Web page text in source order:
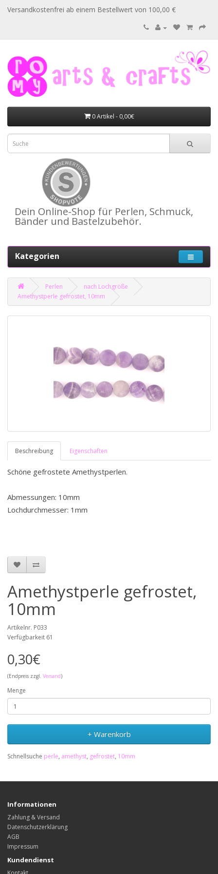
Versandkostenfrei ab einem Bestellwert von 100,00 €
0 Artikel - 0,00€
Dein Online-Shop für Perlen, Schmuck,
Bänder und Bastelzubehör.
Kategorien
Perlen
nach Lochgröße
Amethystperle gefrostet, 10mm
Beschreibung Eigenschaften
Schöne gefrostete Amethystperlen.
Abmessungen: 10mm
Lochdurchmesser: 1mm
Amethystperle gefrostet,
10mm
Artikelnr. P033
Verfügbarkeit 61
0,30€
(Endpreis zzgl. Versand)
Menge
+ Warenkorb
Schnellsuche perle, amethyst, gefrostet, 10mm
Informationen
Zahlung & Versand
Datenschutzerklärung
AGB
Impressum
Kundendienst